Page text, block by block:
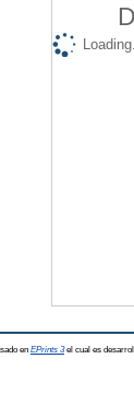
en EPrints 3el cual es